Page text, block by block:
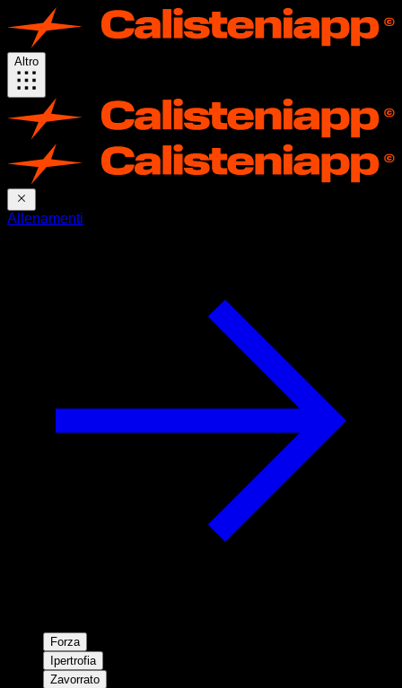
Altro
Allenamenti
Forza
Ipertrofia
Zavorrato